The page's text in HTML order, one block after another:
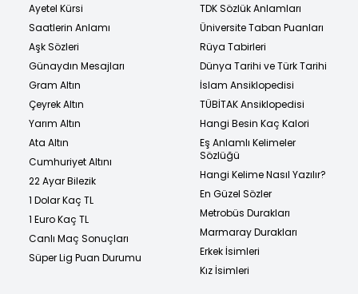
Ayetel Kürsi
Saatlerin Anlamı
Aşk Sözleri
Günaydın Mesajları
Gram Altın
Çeyrek Altın
Yarım Altın
Ata Altın
Cumhuriyet Altını
22 Ayar Bilezik
1 Dolar Kaç TL
1 Euro Kaç TL
Canlı Maç Sonuçları
Süper Lig Puan Durumu
TDK Sözlük Anlamları
Üniversite Taban Puanları
Rüya Tabirleri
Dünya Tarihi ve Türk Tarihi
İslam Ansiklopedisi
TÜBİTAK Ansiklopedisi
Hangi Besin Kaç Kalori
Eş Anlamlı Kelimeler
Sözlüğü
Hangi Kelime Nasıl Yazılır?
En Güzel Sözler
Metrobüs Durakları
Marmaray Durakları
Erkek İsimleri
Kız İsimleri